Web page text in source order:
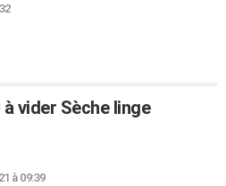
vider Sèche linge
à 09:39